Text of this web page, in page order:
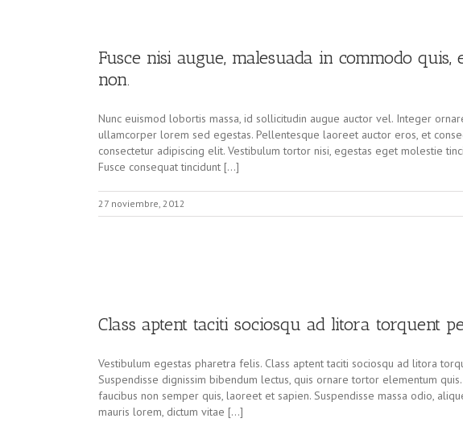
Fusce nisi augue, malesuada in commodo
non.
Nunc euismod lobortis massa, id sollicitudin augue auctor vel. Integer
ullamcorper lorem sed egestas. Pellentesque laoreet auctor eros, et
consectetur adipiscing elit. Vestibulum tortor nisi, egestas eget molestie
Fusce consequat tincidunt […]
27 noviembre, 2012
Class aptent taciti sociosqu ad litora torquent
Vestibulum egestas pharetra felis. Class aptent taciti sociosqu ad litora
Suspendisse dignissim bibendum lectus, quis ornare tortor elementum
faucibus non semper quis, laoreet et sapien. Suspendisse massa odio,
mauris lorem, dictum vitae […]